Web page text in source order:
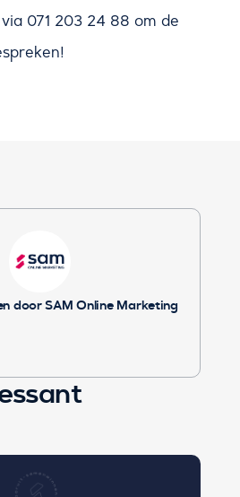
071 203 24 88 om de
door SAM Online Marketing